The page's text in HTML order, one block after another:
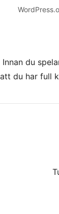
Innan du
att du har full